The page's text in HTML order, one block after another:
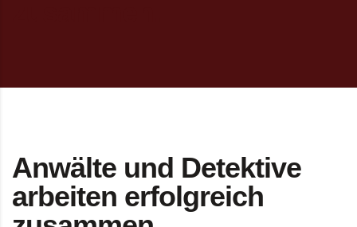
Anwälte und Detektive
arbeiten erfolgreich